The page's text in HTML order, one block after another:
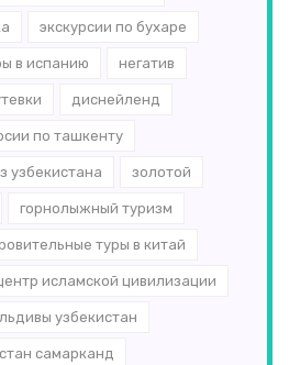
экскурсии по бухаре
в испанию негатив
диснейленд
по ташкенту
узбекистана золотой
горнолыжный туризм
туры в китай
исламской цивилизации
узбекистан
самарканд